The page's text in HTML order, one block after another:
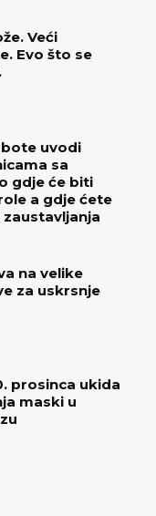
Veći
Evo što se
uvodi
sa
gdje će biti
a gdje ćete
na velike
za uskrsnje
prosinca ukida
maski u